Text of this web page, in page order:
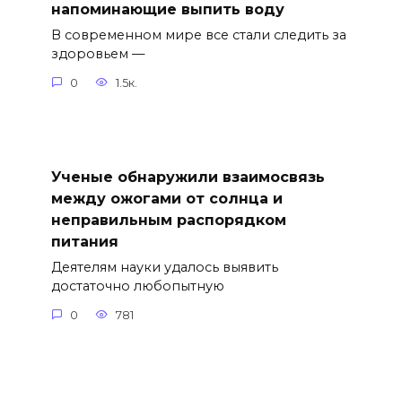
напоминающие выпить воду
В современном мире все стали следить за
здоровьем —
0 1.5к.
Ученые обнаружили взаимосвязь
между ожогами от солнца и
неправильным распорядком
питания
Деятелям науки удалось выявить
достаточно любопытную
0 781